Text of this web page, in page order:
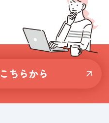
ちらから